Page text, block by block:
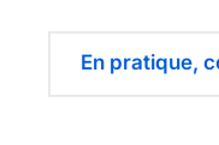
En pratique,